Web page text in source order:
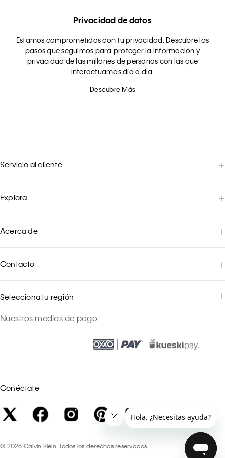
Privacidad de datos
Estamos comprometidos con tu privacidad. Descubre los
pasos que seguimos para proteger la información y
privacidad de las millones de personas con las que
interactuamos día a día.
Descubre Más
Servicio al cliente
Explora
Acerca de
Contacto
Selecciona tu región
Nuestros medios de pago
Conéctate
© 2026 Calvin Klein. Todos los derechos reservados.